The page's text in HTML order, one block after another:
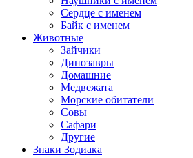
Сердце с именем
Байк с именем
Животные
Зайчики
Динозавры
Домашние
Медвежата
Морские обитатели
Совы
Сафари
Другие
Знаки Зодиака